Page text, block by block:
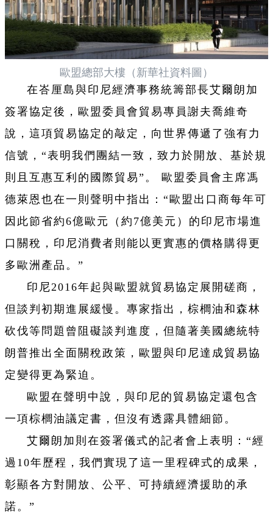
歐盟總部大樓（新華社資料圖）
在峇厘島與印尼經濟事務統籌部長艾爾朗加
簽署協定後，歐盟委員會貿易專員謝夫喬維奇
說，這項貿易協定的敲定，向世界傳遞了強有力
信號，“表明我們團結一致，致力於開放、基於規
則且互惠互利的國際貿易”。 歐盟委員會主席馮
德萊恩也在一則聲明中指出：“歐盟出口商每年可
因此節省約6億歐元（約7億美元）的印尼市場進
口關稅，印尼消費者則能以更實惠的價格購得更
多歐洲產品。”
印尼2016年起與歐盟就貿易協定展開磋商，
但談判初期進展緩慢。專家指出，棕櫚油和森林
砍伐等問題曾阻礙談判進度，但隨著美國總統特
朗普推出全面關稅政策，歐盟與印尼達成貿易協
定變得更為緊迫。
歐盟在聲明中說，與印尼的貿易協定還包含
一項棕櫚油議定書，但沒有透露具體細節。
艾爾朗加則在簽署儀式的記者會上表明：“經
過10年歷程，我們實現了這一里程碑式的成果，
彰顯各方對開放、公平、可持續經濟援助的承
諾。”